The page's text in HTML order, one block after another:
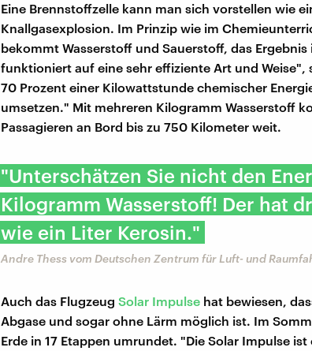
Eine Brennstoffzelle kann man sich vorstellen wie
Knallgasexplosion. Im Prinzip wie im
bekommt Wasserstoff und Sauerstoff, das
funktioniert auf eine sehr effiziente Art und Weise",
70 Prozent einer Kilowattstunde chemischer
umsetzen." Mit mehreren Kilogramm Wasserstoff
Passagieren an Bord bis zu 750 Kilometer weit.
"Unterschätzen Sie nicht den
Kilogramm Wasserstoff! Der hat
wie ein Liter Kerosin."
Andre Thess vom Deutschen Zentrum für Luft- und
Auch das Flugzeug Solar Impulse hat bewiesen,
Abgase und sogar ohne Lärm möglich ist. Im
Erde in 17 Etappen umrundet. "Die Solar Impulse